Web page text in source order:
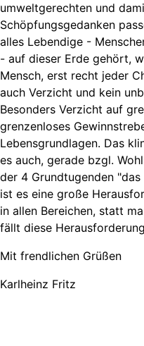
umweltgerechten und
Schöpfungsgedanken
alles Lebendige -
- auf dieser Erde gehört,
Mensch, erst recht jeder
auch Verzicht und kein
Besonders Verzicht auf
grenzenloses
Lebensgrundlagen. Das
es auch, gerade bzgl.
der 4 Grundtugenden
ist es eine große
in allen Bereichen, statt
fällt diese
Mit frendlichen Grüßen
Karlheinz Fritz